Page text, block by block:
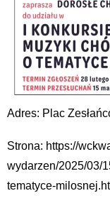
Adres: Plac
Strona: https://
wydarzen/2025/03/
tematyce-